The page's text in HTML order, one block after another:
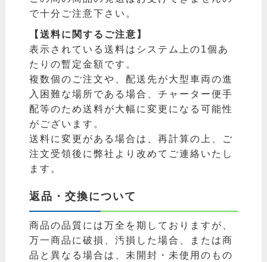
で十分ご注意下さい。
【送料に関するご注意】
表示されている送料はシステム上の1個あ
たりの暫定金額です。
複数個のご注文や、配送先が大型車両の進
入困難な場所である場合、チャーター便手
配等のため送料が大幅に変更になる可能性
がございます。
送料に変更がある場合は、再計算の上、ご
注文受領後に弊社より改めてご連絡いたし
ます。
返品・交換について
商品の品質には万全を期しておりますが、
万一商品に破損、汚損した場合、または商
品と異なる場合は、未開封・未使用のもの